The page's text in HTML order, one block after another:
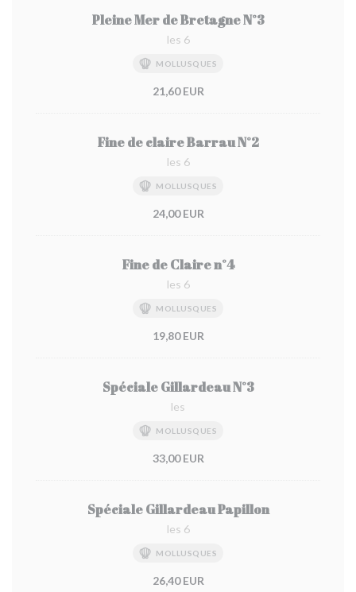
Pleine Mer de Bretagne N°3
les 6
MOLLUSQUES
21,60 EUR
Fine de claire Barrau N°2
les 6
MOLLUSQUES
24,00 EUR
Fine de Claire n°4
les 6
MOLLUSQUES
19,80 EUR
Spéciale Gillardeau N°3
les
MOLLUSQUES
33,00 EUR
Spéciale Gillardeau Papillon
les 6
MOLLUSQUES
26,40 EUR